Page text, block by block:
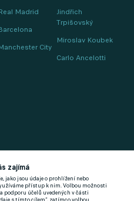
Madrid
City
Jindřich
Trpišovský
Miroslav Koubek
Carlo Ancelotti
zajímá
jako jsou údaje o prohlížení nebo
přístup k nim. Volbou možnosti
podporu účelů uvedených v části